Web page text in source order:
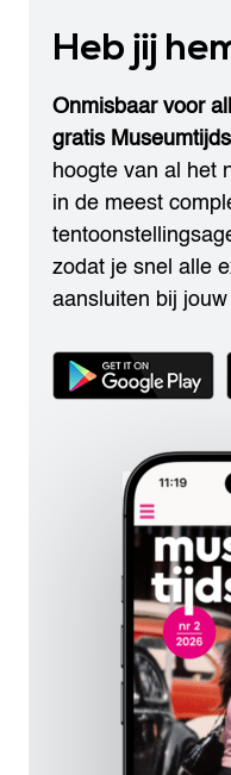
Heb jij
Onmisbaar voor
gratis
hoogte van al het
in de meest
zodat je snel alle
aansluiten bij